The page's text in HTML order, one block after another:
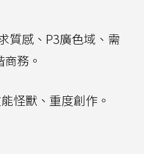
質感、P3廣色域、需
務。
怪獸、重度創作。